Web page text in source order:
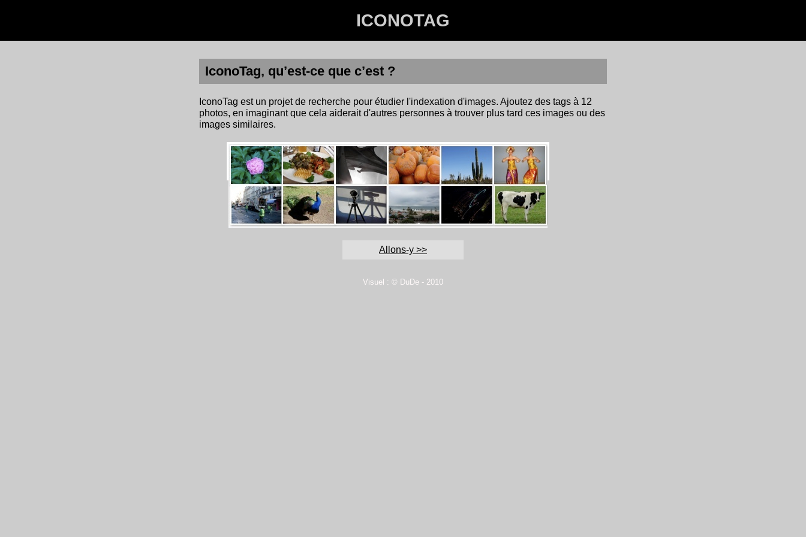
ICONOTAG
IconoTag, qu’est-ce que c’est ?
IconoTag est un projet de recherche pour étudier l'indexation d'images. Ajoutez des tags à 12
photos, en imaginant que cela aiderait d'autres personnes à trouver plus tard ces images ou des
images similaires.
Allons-y >>
Visuel : © DuDe - 2010